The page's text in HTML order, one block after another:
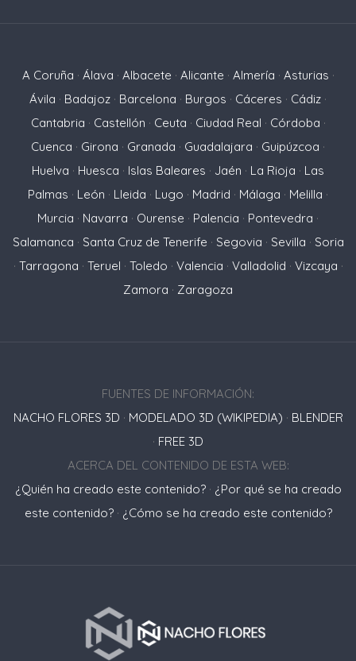
A Coruña · Álava · Albacete · Alicante · Almería · Asturias ·
Ávila · Badajoz · Barcelona · Burgos · Cáceres · Cádiz ·
Cantabria · Castellón · Ceuta · Ciudad Real · Córdoba ·
Cuenca · Girona · Granada · Guadalajara · Guipúzcoa ·
Huelva · Huesca · Islas Baleares · Jaén · La Rioja · Las
Palmas · León · Lleida · Lugo · Madrid · Málaga · Melilla ·
Murcia · Navarra · Ourense · Palencia · Pontevedra ·
Salamanca · Santa Cruz de Tenerife · Segovia · Sevilla · Soria
· Tarragona · Teruel · Toledo · Valencia · Valladolid · Vizcaya ·
Zamora · Zaragoza
FUENTES DE INFORMACIÓN:
NACHO FLORES 3D · MODELADO 3D (WIKIPEDIA) · BLENDER
· FREE 3D
ACERCA DEL CONTENIDO DE ESTA WEB:
¿Quién ha creado este contenido?· ¿Por qué se ha creado
este contenido?· ¿Cómo se ha creado este contenido?